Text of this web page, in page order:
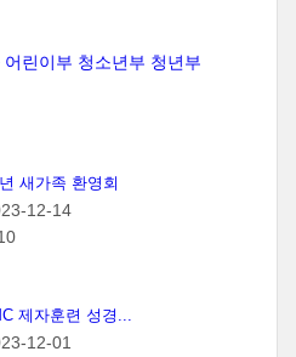
어린이부 청소년부 청년부
새가족 환영회
12-14
제자훈련 성경...
12-01